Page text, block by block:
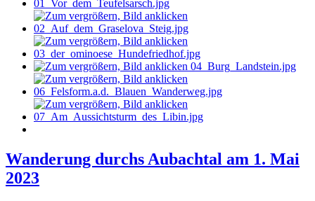
Wanderung durchs Aubachtal am 1. Mai
2023